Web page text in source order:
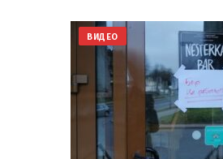
ВИДЕО